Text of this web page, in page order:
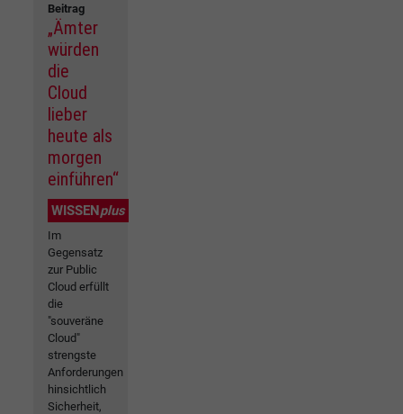
Beitrag
„Ämter
würden
die
Cloud
lieber
heute als
morgen
einführen“
WISSENplus
Im
Gegensatz
zur Public
Cloud erfüllt
die
"souveräne
Cloud"
strengste
Anforderungen
hinsichtlich
Sicherheit,